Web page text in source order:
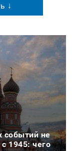
↓
событий не
1945: чего